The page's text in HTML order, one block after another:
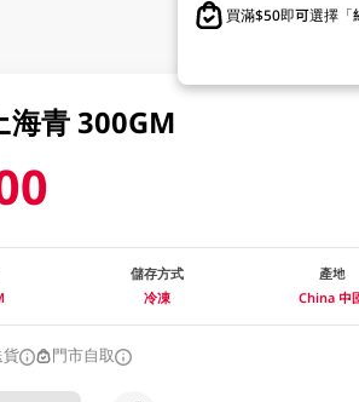
買滿$50即可選擇「
海青 300GM
儲存方式
冷凍
產地
China 中
門市自取